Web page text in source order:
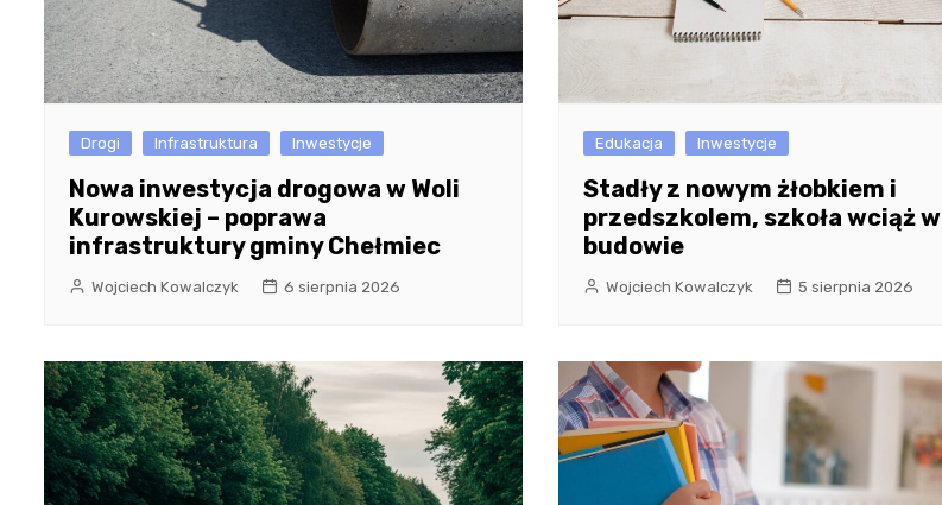
Drogi Infrastruktura Inwestycje
Nowa inwestycja drogowa w Woli
Kurowskiej – poprawa
infrastruktury gminy Chełmiec
Wojciech Kowalczyk 6 sierpnia 2026
Edukacja Inwestycje
Stadły z nowym żłobkiem i
przedszkolem, szkoła wciąż w
budowie
Wojciech Kowalczyk 5 sierpnia 2026